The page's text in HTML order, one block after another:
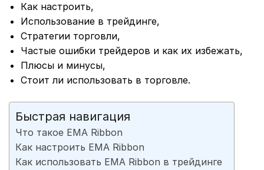
Как настроить,
Использование в трейдинге,
Стратегии торговли,
Частые ошибки трейдеров и как их избежать,
Плюсы и минусы,
Стоит ли использовать в торговле.
Быстрая навигация
Что такое EMA Ribbon
Как настроить EMA Ribbon
Как использовать EMA Ribbon в трейдинге